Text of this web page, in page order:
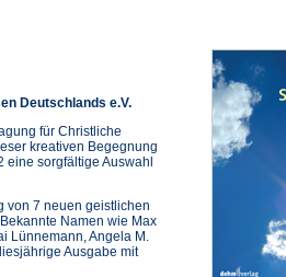
Deutschlands e.V.
für Christliche
kreativen Begegnung
sorgfältige Auswahl
von 7 neuen geistlichen
Namen wie Max
Lünnemann, Angela M.
Ausgabe mit